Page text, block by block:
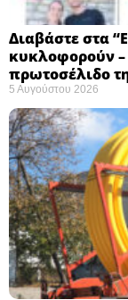
Διαβάστε στα
κυκλοφορούν –
πρωτοσέλιδο
5 Αυγούστου 2026